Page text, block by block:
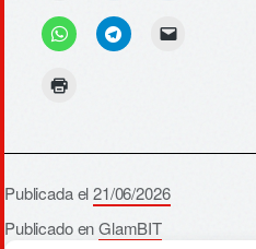
Publicada el21/06/2026
Publicado enGlamBIT